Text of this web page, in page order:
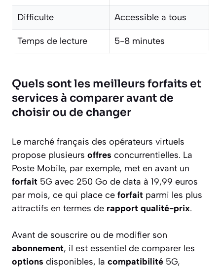
Difficulte Accessible a tous
Temps de lecture 5-8 minutes
Quels sont les meilleurs forfaits et
services à comparer avant de
choisir ou de changer
Le marché français des opérateurs virtuels
propose plusieurs offres concurrentielles. La
Poste Mobile, par exemple, met en avant un
forfait 5G avec 250 Go de data à 19,99 euros
par mois, ce qui place ce forfait parmi les plus
attractifs en termes de rapport qualité-prix.
Avant de souscrire ou de modifier son
abonnement, il est essentiel de comparer les
options disponibles, la compatibilité 5G,